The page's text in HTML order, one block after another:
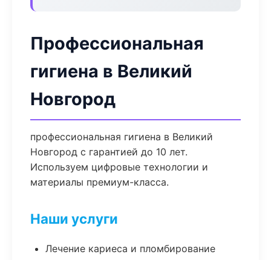
Профессиональная
гигиена в Великий
Новгород
профессиональная гигиена в Великий
Новгород с гарантией до 10 лет.
Используем цифровые технологии и
материалы премиум-класса.
Наши услуги
Лечение кариеса и пломбирование